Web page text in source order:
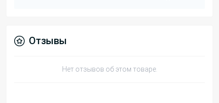
Отзывы
Нет отзывов об этом товаре.